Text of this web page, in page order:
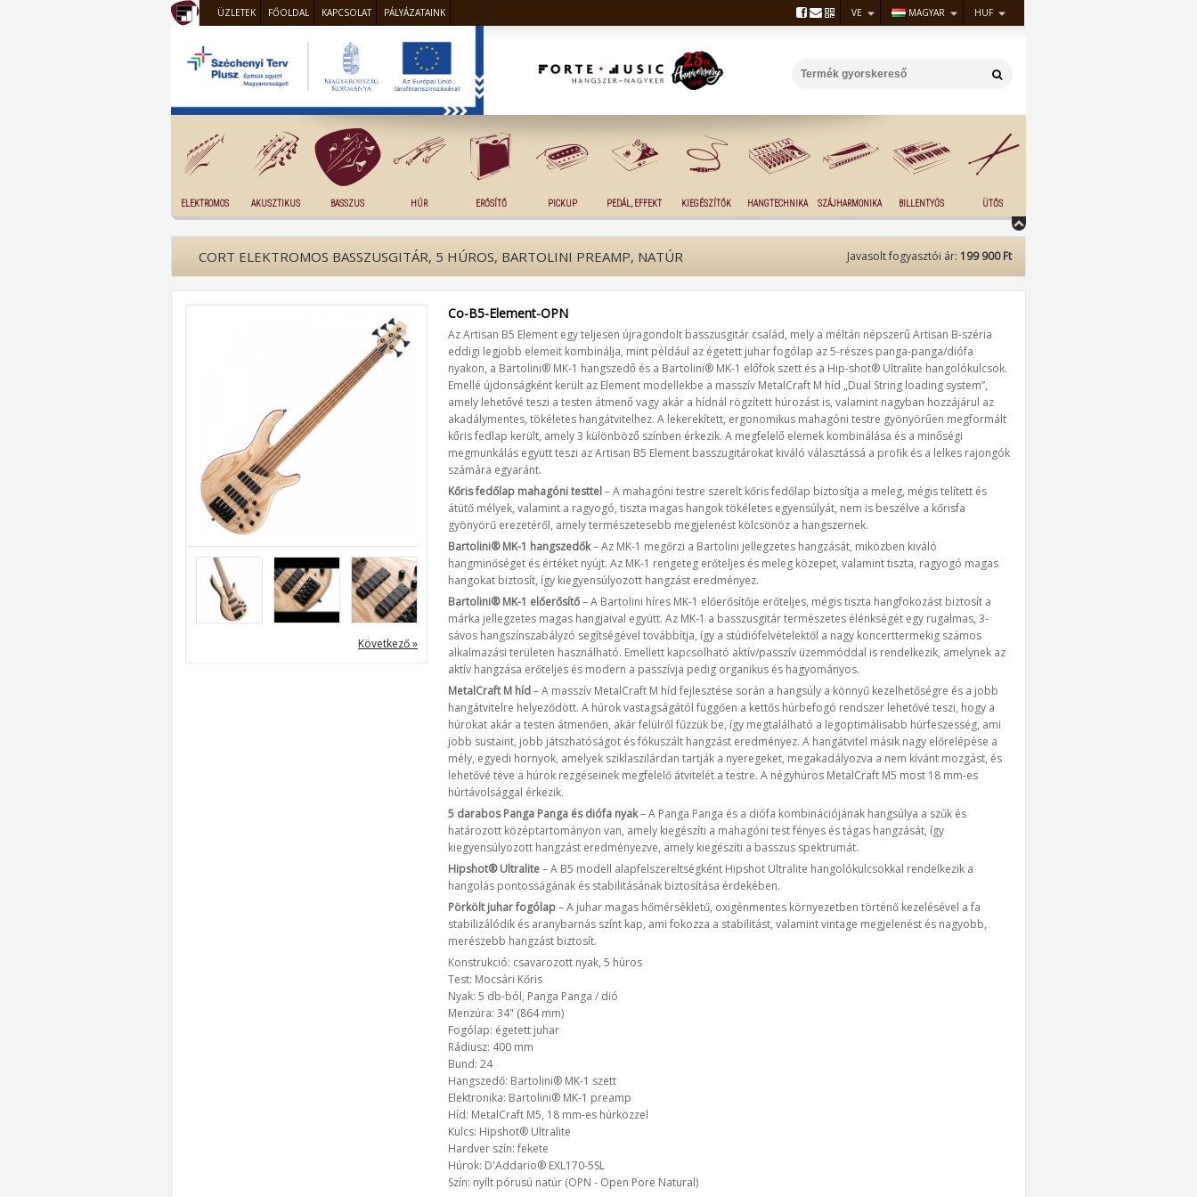
ÜZLETEK FŐOLDAL KAPCSOLAT PÁLYÁZATAINK VE MAGYAR HUF
ELEKTROMOS AKUSZTIKUS BASSZUS HÚR ERŐSÍTŐ PICKUP PEDÁL, EFFEKT KIEGÉSZÍTŐK HANGTECHNIKA SZÁJHARMONIKA BILLENTYŰS ÜTŐS
Javasolt fogyasztói ár: 199 900 Ft
CORT ELEKTROMOS BASSZUSGITÁR, 5 HÚROS, BARTOLINI PREAMP, NATÚR
Következő »
Co-B5-Element-OPN
Az Artisan B5 Element egy teljesen újragondolt basszusgitár család, mely a méltán népszerű Artisan B-széria
eddigi legjobb elemeit kombinálja, mint például az égetett juhar fogólap az 5-részes panga-panga/diófa
nyakon, a Bartolini® MK-1 hangszedő és a Bartolini® MK-1 előfok szett és a Hip-shot® Ultralite hangolókulcsok.
Emellé újdonságként került az Element modellekbe a masszív MetalCraft M híd „Dual String loading system”,
amely lehetővé teszi a testen átmenő vagy akár a hídnál rögzített húrozást is, valamint nagyban hozzájárul az
akadálymentes, tökéletes hangátvitelhez. A lekerekített, ergonomikus mahagóni testre gyönyörűen megformált
kőris fedlap került, amely 3 különböző színben érkezik. A megfelelő elemek kombinálása és a minőségi
megmunkálás együtt teszi az Artisan B5 Element basszugitárokat kiváló választássá a profik és a lelkes rajongók
számára egyaránt.
Kőris fedőlap mahagóni testtel– A mahagóni testre szerelt kőris fedőlap biztosítja a meleg, mégis telített és
átütő mélyek, valamint a ragyogó, tiszta magas hangok tökéletes egyensúlyát, nem is beszélve a kőrisfa
gyönyörű erezetéről, amely természetesebb megjelenést kölcsönöz a hangszernek.
Bartolini® MK-1 hangszedők– Az MK-1 megőrzi a Bartolini jellegzetes hangzását, miközben kiváló
hangminőséget és értéket nyújt. Az MK-1 rengeteg erőteljes és meleg közepet, valamint tiszta, ragyogó magas
hangokat biztosít, így kiegyensúlyozott hangzást eredményez.
Bartolini® MK-1 előerősítő– A Bartolini híres MK-1 előerősítője erőteljes, mégis tiszta hangfokozást biztosít a
márka jellegzetes magas hangjaival együtt. Az MK-1 a basszusgitár természetes élénkségét egy rugalmas, 3-
sávos hangszínszabályzó segítségével továbbítja, így a stúdiófelvételektől a nagy koncerttermekig számos
alkalmazási területen használható. Emellett kapcsolható aktív/passzív üzemmóddal is rendelkezik, amelynek az
aktív hangzása erőteljes és modern a passzívja pedig organikus és hagyományos.
MetalCraft M híd– A masszív MetalCraft M híd fejlesztése során a hangsúly a könnyű kezelhetőségre és a jobb
hangátvitelre helyeződött. A húrok vastagságától függően a kettős húrbefogó rendszer lehetővé teszi, hogy a
húrokat akár a testen átmenően, akár felülről fűzzük be, így megtalálható a legoptimálisabb húrfeszesség, ami
jobb sustaint, jobb játszhatóságot és fókuszált hangzást eredményez. A hangátvitel másik nagy előrelépése a
mély, egyedi hornyok, amelyek sziklaszilárdan tartják a nyeregeket, megakadályozva a nem kívánt mozgást, és
lehetővé téve a húrok rezgéseinek megfelelő átvitelét a testre. A négyhúros MetalCraft M5 most 18 mm-es
húrtávolsággal érkezik.
5 darabos Panga Panga és diófa nyak– A Panga Panga és a diófa kombinációjának hangsúlya a szűk és
határozott középtartományon van, amely kiegészíti a mahagóni test fényes és tágas hangzását, így
kiegyensúlyozott hangzást eredményezve, amely kiegészíti a basszus spektrumát.
Hipshot® Ultralite– A B5 modell alapfelszereltségként Hipshot Ultralite hangolókulcsokkal rendelkezik a
hangolás pontosságának és stabilitásának biztosítása érdekében.
Pörkölt juhar fogólap– A juhar magas hőmérsékletű, oxigénmentes környezetben történő kezelésével a fa
stabilizálódik és aranybarnás színt kap, ami fokozza a stabilitást, valamint vintage megjelenést és nagyobb,
merészebb hangzást biztosít.
Konstrukció: csavarozott nyak, 5 húros
Test: Mocsári Kőris
Nyak: 5 db-ból, Panga Panga / dió
Menzúra: 34" (864 mm)
Fogólap: égetett juhar
Rádiusz: 400 mm
Bund: 24
Hangszedő: Bartolini® MK-1 szett
Elektronika: Bartolini® MK-1 preamp
Híd: MetalCraft M5, 18 mm-es húrközzel
Kulcs: Hipshot® Ultralite
Hardver szín: fekete
Húrok: D'Addario® EXL170-5SL
Szín: nyílt pórusú natúr (OPN - Open Pore Natural)